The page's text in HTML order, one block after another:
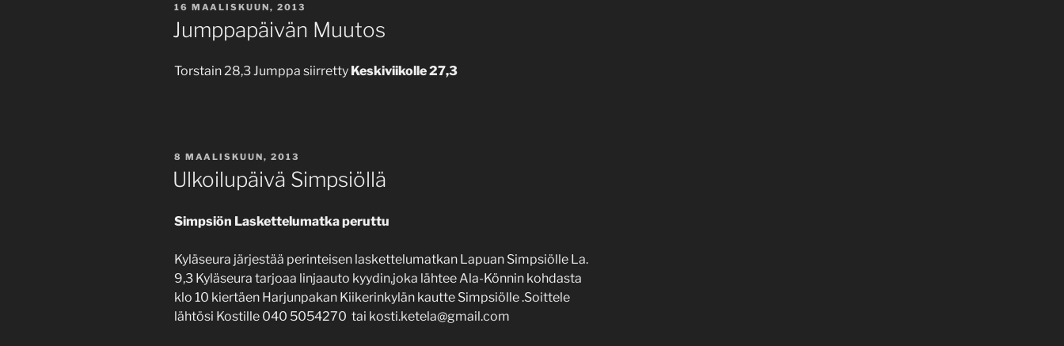
JULKAISTU
16 MAALISKUUN, 2013
Jumppapäivän Muutos
Torstain 28,3 Jumppa siirretty Keskiviikolle 27,3
JULKAISTU
8 MAALISKUUN, 2013
Ulkoilupäivä Simpsiöllä
Simpsiön Laskettelumatka peruttu
Kyläseura järjestää perinteisen laskettelumatkan Lapuan Simpsiölle La.
9,3 Kyläseura tarjoaa linjaauto kyydin,joka lähtee Ala-Könnin kohdasta
klo 10 kiertäen Harjunpakan Kiikerinkylän kautte Simpsiölle .Soittele
lähtösi Kostille 040 5054270 tai kosti.ketela@gmail.com